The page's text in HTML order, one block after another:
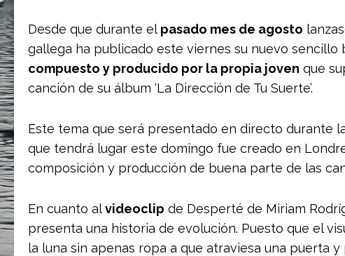
Desde que durante el pasado mes de agosto
gallega ha publicado este viernes su nuevo sencillo
compuesto y producido por la propia joven que
canción de su álbum ‘La Dirección de Tu Suerte’.
Este tema que será presentado en directo durante
que tendrá lugar este domingo fue creado en
composición y producción de buena parte de las
En cuanto alvideoclip de Desperté de Miriam
presenta una historia de evolución. Puesto que el
la luna sin apenas ropa a que atraviesa una puerta